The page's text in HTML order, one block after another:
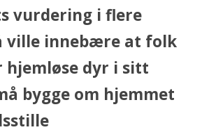
vurdering i flere
ville innebære at folk
hjemløse dyr i sitt
bygge om hjemmet